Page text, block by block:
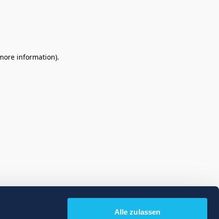
Alle zulassen
information).